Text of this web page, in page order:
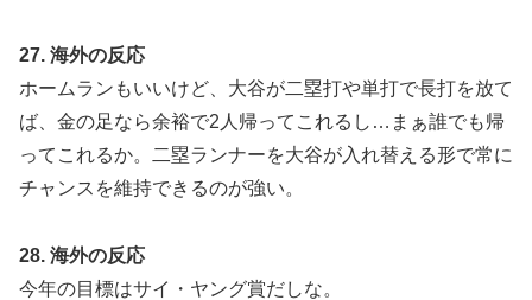
27. 海外の反応
ホームランもいいけど、大谷が二塁打や単打で長打を放て
ば、金の足なら余裕で2人帰ってこれるし…まぁ誰でも帰
ってこれるか。二塁ランナーを大谷が入れ替える形で常に
チャンスを維持できるのが強い。
28. 海外の反応
今年の目標はサイ・ヤング賞だしな。